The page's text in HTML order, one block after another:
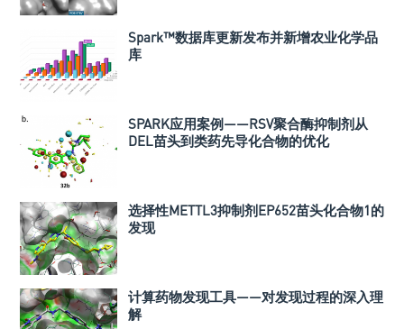
Spark™数据库更新发布并新增农业化学品
库
SPARK应用案例——RSV聚合酶抑制剂从
DEL苗头到类药先导化合物的优化
选择性METTL3抑制剂EP652苗头化合物1的
发现
计算药物发现工具——对发现过程的深入理
解